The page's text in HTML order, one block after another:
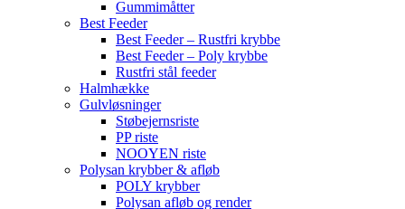
Gummimåtter
Best Feeder
Best Feeder – Rustfri krybbe
Best Feeder – Poly krybbe
Rustfri stål feeder
Halmhække
Gulvløsninger
Støbejernsriste
PP riste
NOOYEN riste
Polysan krybber & afløb
POLY krybber
Polysan afløb og render